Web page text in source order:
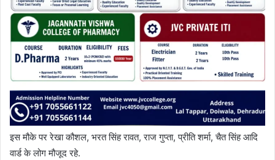
इस मौके पर रेखा कौशल, भरत सिंह रावत, राज गुप्ता, प्रीति शर्मा, चैत सिंह आदि
वार्ड के लोग मौजूद रहे.